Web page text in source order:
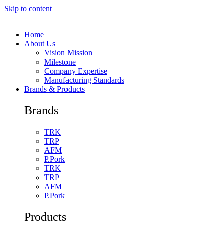
Skip to content
Home
About Us
Vision Mission
Milestone
Company Expertise
Manufacturing Standards
Brands & Products
Brands
TRK
TRP
AFM
P.Pork
TRK
TRP
AFM
P.Pork
Products